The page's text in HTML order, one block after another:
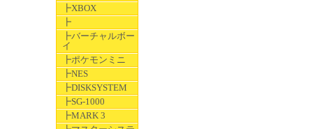
┣XBOX
┣
┣バーチャルボー
イ
┣ポケモンミニ
┣NES
┣DISKSYSTEM
┣SG-1000
┣MARK 3